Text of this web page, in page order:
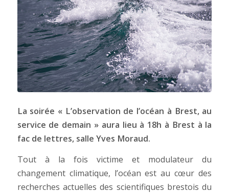
La soirée « L’observation de l’océan à Brest, au
service de demain » aura lieu à 18h à Brest à la
fac de lettres, salle Yves Moraud.
Tout à la fois victime et modulateur du
changement climatique, l’océan est au cœur des
recherches actuelles des scientifiques brestois du